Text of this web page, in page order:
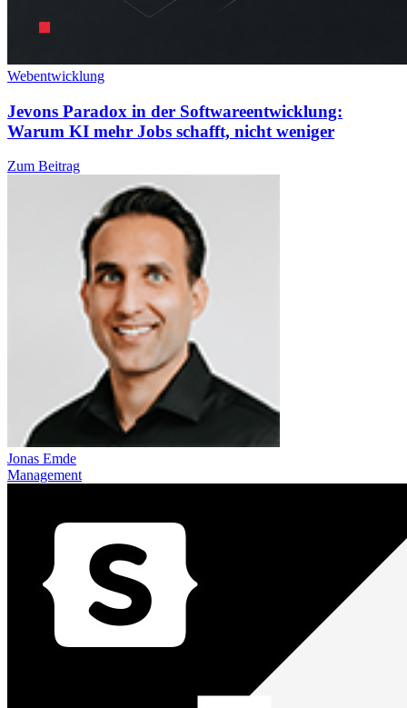
Webentwicklung
Jevons Paradox in der Softwareentwicklung:
Warum KI mehr Jobs schafft, nicht weniger
Zum Beitrag
Jonas Emde
Management